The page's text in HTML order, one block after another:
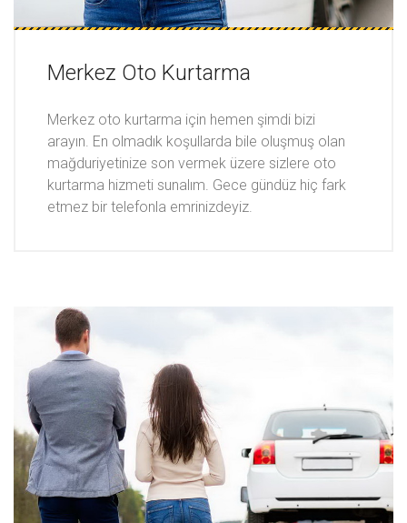
Merkez Oto Kurtarma
Merkez oto kurtarma için hemen şimdi bizi
arayın. En olmadık koşullarda bile oluşmuş olan
mağduriyetinize son vermek üzere sizlere oto
kurtarma hizmeti sunalım. Gece gündüz hiç fark
etmez bir telefonla emrinizdeyiz.